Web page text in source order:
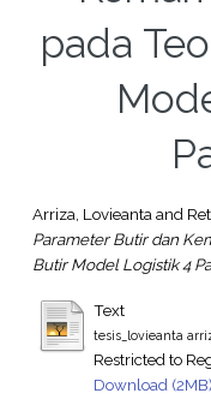
pada
Arriza, Lovieantaand
Parameter Butir dan
Butir Model Logistik 4
Text
tesis_lovieanta
Restricted to
Download (2MB)